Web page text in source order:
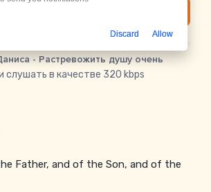
- Растревожить душу очень
слушать в качестве 320 kbps
Father, and of the Son, and of the
Discard Allow